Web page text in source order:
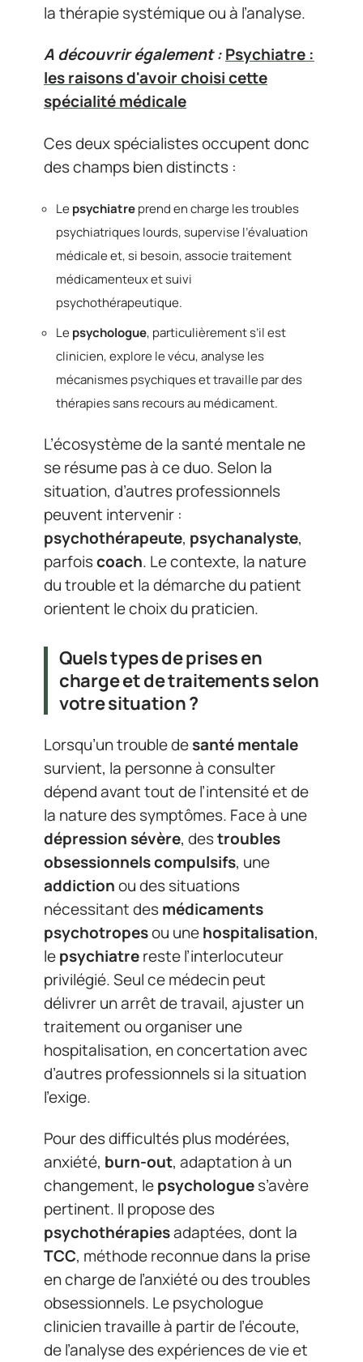
la thérapie systémique ou à l’analyse.
A découvrir également :Psychiatre :
les raisons d'avoir choisi cette
spécialité médicale
Ces deux spécialistes occupent donc
des champs bien distincts :
Lepsychiatreprend en charge les troubles
psychiatriques lourds, supervise l’évaluation
médicale et, si besoin, associe traitement
médicamenteux et suivi
psychothérapeutique.
Lepsychologue, particulièrement s’il est
clinicien, explore le vécu, analyse les
mécanismes psychiques et travaille par des
thérapies sans recours au médicament.
L’écosystème de la santé mentale ne
se résume pas à ce duo. Selon la
situation, d’autres professionnels
peuvent intervenir :
psychothérapeute, psychanalyste,
parfoiscoach. Le contexte, la nature
du trouble et la démarche du patient
orientent le choix du praticien.
Quels types de prises en
charge et de traitements selon
votre situation ?
Lorsqu’un trouble desanté mentale
survient, la personne à consulter
dépend avant tout de l’intensité et de
la nature des symptômes. Face à une
dépression sévère, destroubles
obsessionnels compulsifs, une
addictionou des situations
nécessitant desmédicaments
psychotropesou unehospitalisation,
lepsychiatrereste l’interlocuteur
privilégié. Seul ce médecin peut
délivrer un arrêt de travail, ajuster un
traitement ou organiser une
hospitalisation, en concertation avec
d’autres professionnels si la situation
l’exige.
Pour des difficultés plus modérées,
anxiété, burn-out, adaptation à un
changement, lepsychologues’avère
pertinent. Il propose des
psychothérapiesadaptées, dont la
TCC, méthode reconnue dans la prise
en charge de l’anxiété ou des troubles
obsessionnels. Le psychologue
clinicien travaille à partir de l’écoute,
de l’analyse des expériences de vie et